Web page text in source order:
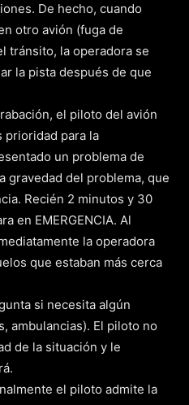
De hecho, cuando
otro avión (fuga de
tránsito, la operadora se
la pista después de que
el piloto del avión
prioridad para la
un problema de
gravedad del problema, que
Recién 2 minutos y 30
en EMERGENCIA. Al
la operadora
que estaban más cerca
si necesita algún
ambulancias). El piloto no
de la situación y le
el piloto admite la